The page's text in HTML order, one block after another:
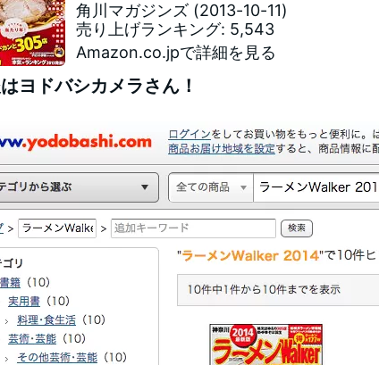
角川マガジンズ (2013-10-11)
売り上げランキング: 5,543
Amazon.co.jpで詳細を見る
ヨドバシカメラさん！